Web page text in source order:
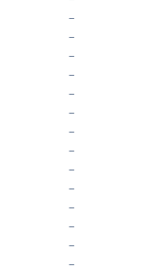
-
-
-
-
-
-
-
-
-
-
-
-
-
-